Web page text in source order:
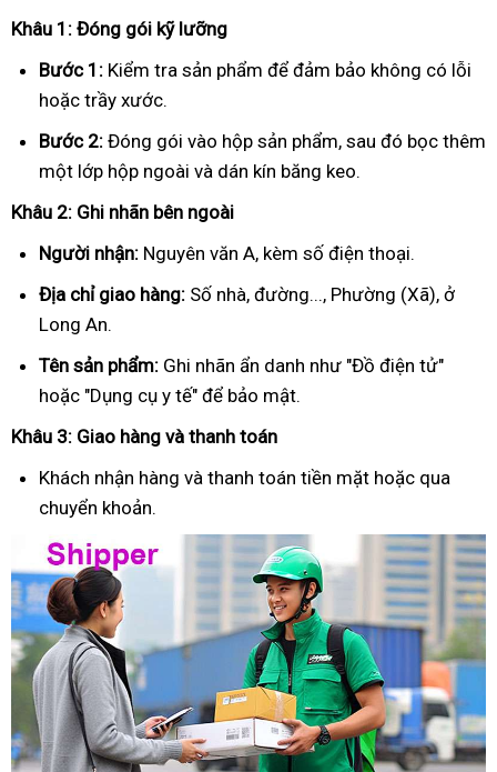
Khâu 1: Đóng gói kỹ lưỡng
Bước 1: Kiểm tra sản phẩm để đảm bảo không có lỗi
hoặc trầy xước.
Bước 2: Đóng gói vào hộp sản phẩm, sau đó bọc thêm
một lớp hộp ngoài và dán kín băng keo.
Khâu 2: Ghi nhãn bên ngoài
Người nhận: Nguyên văn A, kèm số điện thoại.
Địa chỉ giao hàng: Số nhà, đường..., Phường (Xã), ở
Long An.
Tên sản phẩm: Ghi nhãn ẩn danh như "Đồ điện tử"
hoặc "Dụng cụ y tế" để bảo mật.
Khâu 3: Giao hàng và thanh toán
Khách nhận hàng và thanh toán tiền mặt hoặc qua
chuyển khoản.